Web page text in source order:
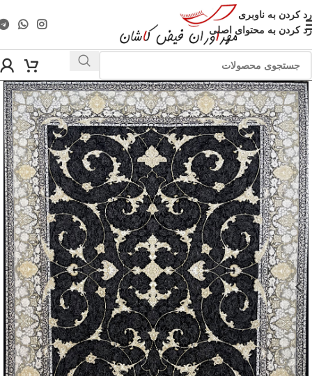
رد کردن به ناوبری
رد کردن به محتوای اصلی